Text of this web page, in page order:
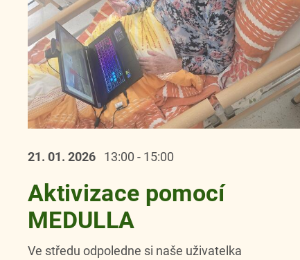
21. 01. 2026 13:00 - 15:00
Aktivizace pomocí
MEDULLA
Ve středu odpoledne si naše uživatelka